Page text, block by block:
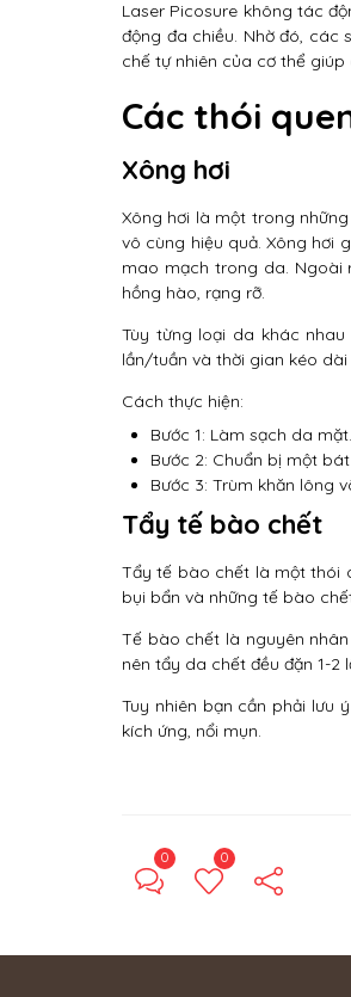
Laser Picosure không tác
động đa chiều. Nhờ đó,
chế tự nhiên của cơ thể
Các thói
Xông hơi
Xông hơi là một trong
vô cùng hiệu quả. Xông hơi
mao mạch trong da. Ngoài
hồng hào, rạng rỡ.
Tùy từng loại da khác
lần/tuần và thời gian kéo
Cách thực hiện:
Bước 1: Làm sạch da mặt.
Bước 2: Chuẩn bị một
Bước 3: Trùm khăn lông
Tẩy tế bào chết
Tẩy tế bào chết là một thói
bụi bẩn và những tế bào
Tế bào chết là nguyên
nên tẩy da chết đều đặn 1-
Tuy nhiên bạn cần phải lưu
kích ứng, nổi mụn.
0 0